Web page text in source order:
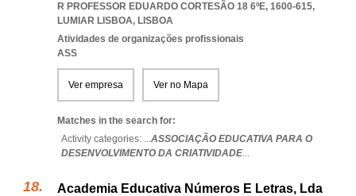
R PROFESSOR EDUARDO CORTESÃO 18 6ºE, 1600-615,
LUMIAR LISBOA, LISBOA
Atividades de organizações profissionais
ASS
Ver empresa Ver no Mapa
Matches in the search for:
Activity categories: ...ASSOCIAÇÃO EDUCATIVA PARA O
DESENVOLVIMENTO DA CRIATIVIDADE...
Academia Educativa Números E Letras, Lda